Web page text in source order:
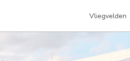
Vliegvelden